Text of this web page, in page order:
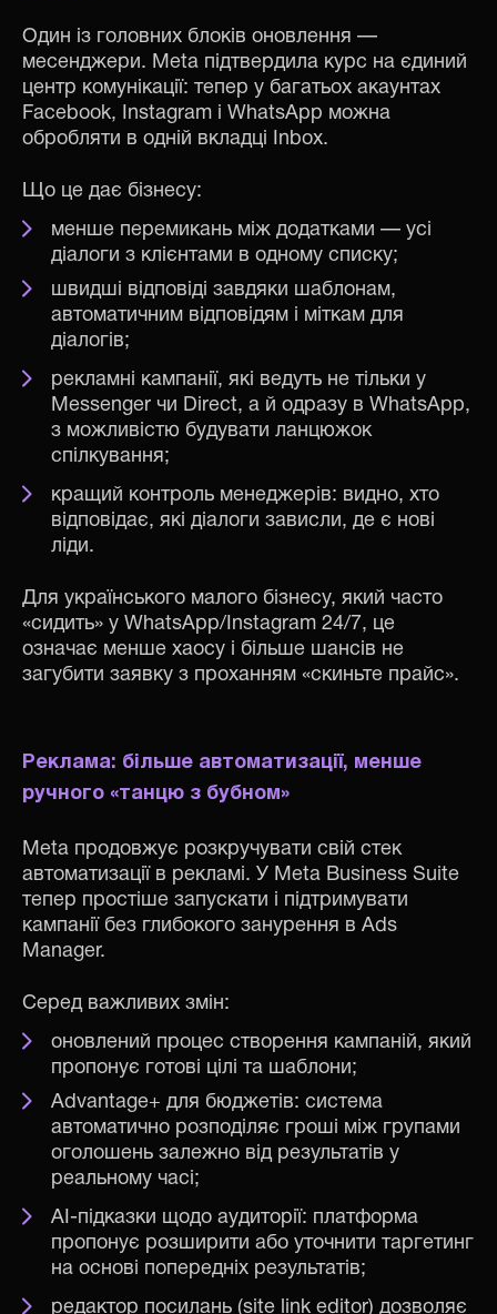
Один із головних блоків оновлення —
месенджери. Meta підтвердила курс на єдиний
центр комунікації: тепер у багатьох акаунтах
Facebook, Instagram і WhatsApp можна
обробляти в одній вкладці Inbox.
Що це дає бізнесу:
менше перемикань між додатками — усі
діалоги з клієнтами в одному списку;
швидші відповіді завдяки шаблонам,
автоматичним відповідям і міткам для
діалогів;
рекламні кампанії, які ведуть не тільки у
Messenger чи Direct, а й одразу в WhatsApp,
з можливістю будувати ланцюжок
спілкування;
кращий контроль менеджерів: видно, хто
відповідає, які діалоги зависли, де є нові
ліди.
Для українського малого бізнесу, який часто
«сидить» у WhatsApp/Instagram 24/7, це
означає менше хаосу і більше шансів не
загубити заявку з проханням «скиньте прайс».
Реклама: більше автоматизації, менше
ручного «танцю з бубном»
Meta продовжує розкручувати свій стек
автоматизації в рекламі. У Meta Business Suite
тепер простіше запускати і підтримувати
кампанії без глибокого занурення в Ads
Manager.
Серед важливих змін:
оновлений процес створення кампаній, який
пропонує готові цілі та шаблони;
Advantage+ для бюджетів: система
автоматично розподіляє гроші між групами
оголошень залежно від результатів у
реальному часі;
AI-підказки щодо аудиторії: платформа
пропонує розширити або уточнити таргетинг
на основі попередніх результатів;
редактор посилань (site link editor) дозволяє